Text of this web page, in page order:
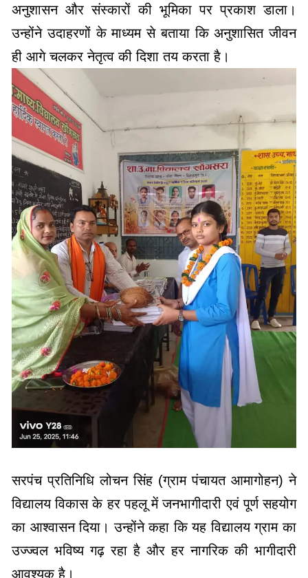
अनुशासन और संस्कारों की भूमिका पर प्रकाश डाला।
उन्होंने उदाहरणों के माध्यम से बताया कि अनुशासित जीवन
ही आगे चलकर नेतृत्व की दिशा तय करता है।
सरपंच प्रतिनिधि लोचन सिंह (ग्राम पंचायत आमागोहन) ने
विद्यालय विकास के हर पहलू में जनभागीदारी एवं पूर्ण सहयोग
का आश्वासन दिया। उन्होंने कहा कि यह विद्यालय ग्राम का
उज्ज्वल भविष्य गढ़ रहा है और हर नागरिक की भागीदारी
आवश्यक है।